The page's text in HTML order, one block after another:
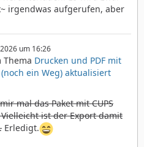
irgendwas aufgerufen, aber
um 16:26
Thema Drucken und PDF mit
(noch ein Weg) aktualisiert
mal das Paket mit CUPS
ist der Export damit
Erledigt.